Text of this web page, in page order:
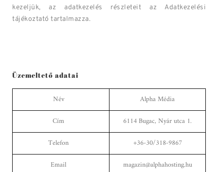
kezeljük, az adatkezelés részleteit az Adatkezelési
tájékoztató tartalmazza.
Üzemeltető adatai
Név
Alpha Média
Cím
6114 Bugac, Nyár utca 1.
Telefon
+36-30/318-9867
Email
magazin@alphahosting.hu